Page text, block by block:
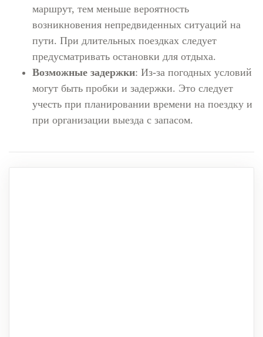
маршрут, тем меньше вероятность
возникновения непредвиденных ситуаций на
пути. При длительных поездках следует
предусматривать остановки для отдыха.
Возможные задержки: Из-за погодных условий
могут быть пробки и задержки. Это следует
учесть при планировании времени на поездку и
при организации выезда с запасом.